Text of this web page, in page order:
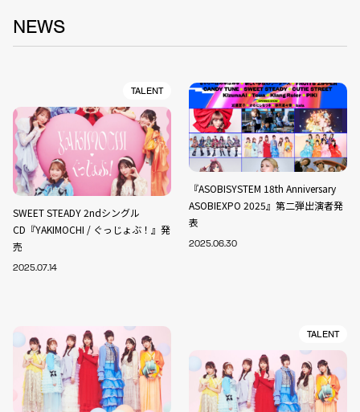
NEWS
TALENT
SWEET STEADY 2ndシングル
CD『YAKIMOCHI / ぐっじょぶ！』発
売
2025.07.14
『ASOBISYSTEM 18th Anniversary
ASOBIEXPO 2025』第二弾出演者発
表
2025.06.30
TALENT